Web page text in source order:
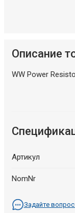
Описание
WW Power
Артикул
NomNr
Задайте